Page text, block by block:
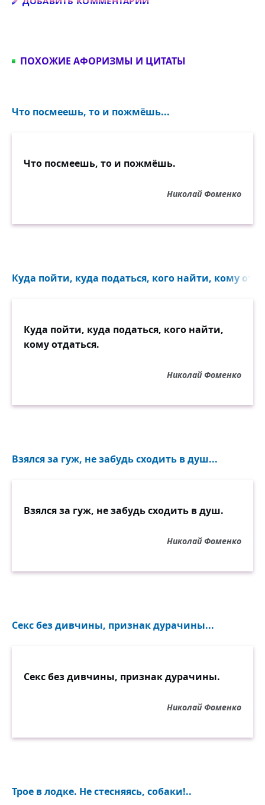
ПОХОЖИЕ АФОРИЗМЫ И ЦИТАТЫ
Что посмеешь, то и пожмёшь...
Что посмеешь, то и пожмёшь.
Николай Фоменко
Куда пойти, куда податься, кого найти, кому
Куда пойти, куда податься, кого найти,
кому отдаться.
Николай Фоменко
Взялся за гуж, не забудь сходить в душ...
Взялся за гуж, не забудь сходить в душ.
Николай Фоменко
Секс без дивчины, признак дурачины...
Секс без дивчины, признак дурачины.
Николай Фоменко
Трое в лодке. Не стесняясь, собаки!..